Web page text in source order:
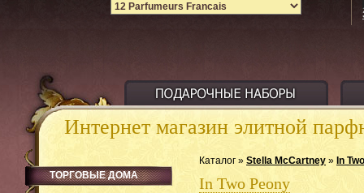
Интернет магазин элитной
Каталог » Stella McCartney » In
In Two Peony
ТОРГОВЫЕ ДОМА